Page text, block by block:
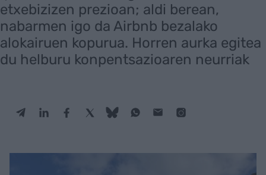
etxebizizen prezioan; aldi berean,
nabarmen igo da Airbnb bezalako
alokairuen kopurua. Horren aurka egitea
du helburu konpentsazioaren neurriak